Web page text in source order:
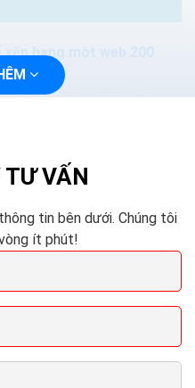
hạng một web 200
ngày càng phức tạp
VẤN
tin bên dưới. Chúng tôi
ít phút!